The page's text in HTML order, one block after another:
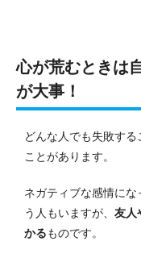
心が荒むときは
が大事！
どんな人でも失敗す
ことがあります。
ネガティブな感情に
う人もいますが、 友人
かるものです。